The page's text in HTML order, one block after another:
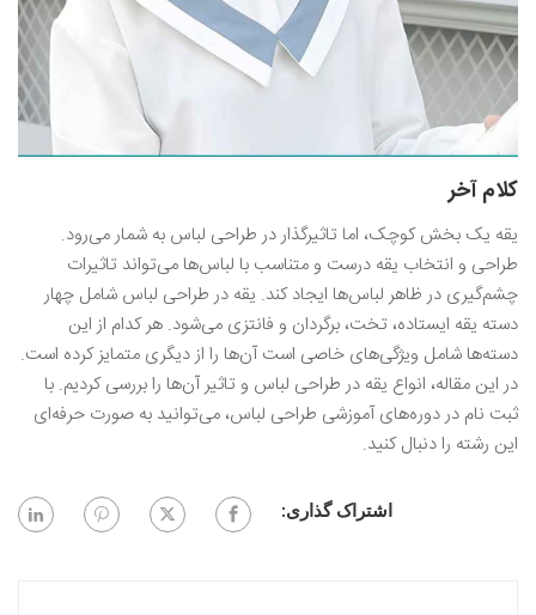
کلام آخر
یقه یک بخش کوچک، اما تاثیرگذار در طراحی لباس به شمار می‌رود.
طراحی و انتخاب یقه درست و متناسب با لباس‌ها می‌تواند تاثیرات
چشم‌گیری در ظاهر لباس‌ها ایجاد کند. یقه‌ در طراحی لباس شامل چهار
دسته یقه ایستاده، تخت، برگردان و فانتزی می‌شود. هر کدام از این
دسته‌ها شامل ویژگی‌های خاصی است آن‌ها را از دیگری متمایز کرده است.
در این مقاله، انواع یقه‌ در طراحی لباس و تاثیر آن‌ها را بررسی کردیم. با
ثبت نام در دوره‌های آموزشی طراحی لباس، می‌توانید به صورت حرفه‌ای
این رشته را دنبال کنید.
اشتراک گذاری: